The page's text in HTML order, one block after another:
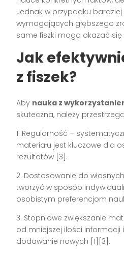
Jednak w przypadku
wymagających głębszego
same fiszki mogą okazać
Jak
z fiszek?
Aby nauka z
skuteczna, należy
1. Regularność –
materiału jest kluczowe dla
rezultatów [3].
2. Dostosowanie do
tworzyć w sposób
osobistym preferencjom
3. Stopniowe zwiększanie
od mniejszej ilości informacji
dodawanie nowych [1][3].